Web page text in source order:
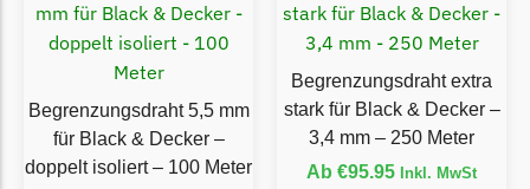
Begrenzungsdraht
Grouw Messer
Begrenzungsdraht
Güde
Begrenzungsdraht 5,5 mm
für Black & Decker –
doppelt isoliert – 100 Meter
Begrenzungsdraht extra
stark für Black & Decker –
3,4 mm – 250 Meter
Ab €95.95 Inkl. MwSt